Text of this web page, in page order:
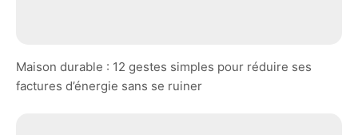
Maison durable : 12 gestes simples pour réduire ses
factures d’énergie sans se ruiner